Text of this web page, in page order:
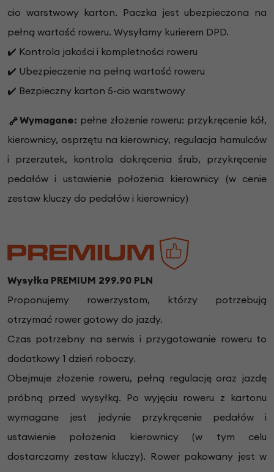
cio warstwowy karton. Paczka jest ubezpieczona na
pełną wartość roweru. Wysyłamy kurierem DPD.
✔️ Kontrola jakości i kompletności roweru
✔️ Ubezpieczenie na pełną wartość roweru
✔️ Bezpieczny karton 5-cio warstwowy
Wymagane: pełne złożenie roweru: przykręcenie kół,
kierownicy, osprzętu na kierownicy, regulacja hamulców
i przerzutek, kontrola dokręcenia śrub, przykręcenie
pedałów i ustawienie położenia kierownicy (w cenie
zestaw kluczy do pedałów i kierownicy)
Wysyłka PREMIUM 299.90 PLN
Proponujemy rowerzystom, którzy potrzebują
otrzymać rower gotowy do jazdy.
Czas potrzebny na serwis i przygotowanie roweru to
dodatkowy 1 dzień roboczy.
Obejmuje złożenie roweru, pełną regulację oraz jazdę
próbną przed wysyłką. Po wyjęciu roweru z kartonu
wymagane jest jedynie przykręcenie pedałów i
ustawienie położenia kierownicy (w tym celu
dostarczamy zestaw kluczy). Rower pakowany jest w